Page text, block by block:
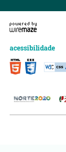
acessibilidade